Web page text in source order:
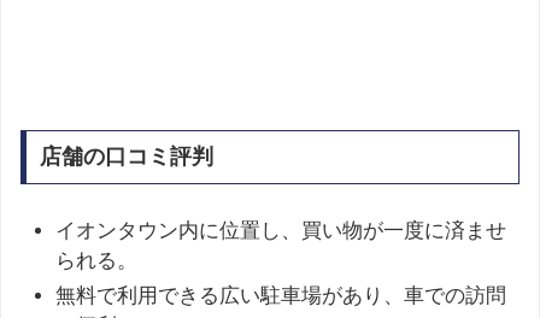
店舗の口コミ評判
イオンタウン内に位置し、買い物が一度に済ませ
られる。
無料で利用できる広い駐車場があり、車での訪問